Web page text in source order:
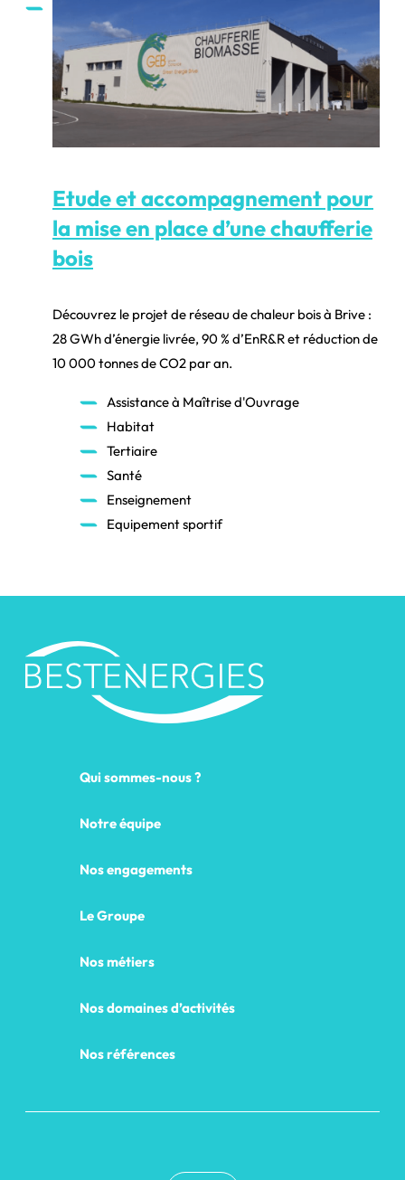
Etude et accompagnement pour
la mise en place d’une chaufferie
bois
Découvrez le projet de réseau de chaleur bois à Brive :
28 GWh d’énergie livrée, 90 % d’EnR&R et réduction de
10 000 tonnes de CO2 par an.
Assistance à Maîtrise d'Ouvrage
Habitat
Tertiaire
Santé
Enseignement
Equipement sportif
Qui sommes-nous ?
Notre équipe
Nos engagements
Le Groupe
Nos métiers
Nos domaines d’activités
Nos références